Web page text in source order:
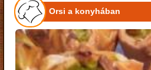
Orsi a konyhában